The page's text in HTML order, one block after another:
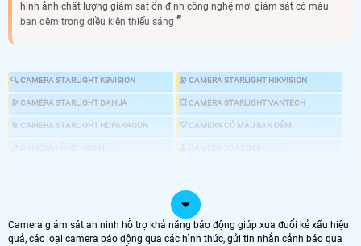
hình ảnh chất lượng giám sát ổn định công nghệ mới giám sát có màu
ban đêm trong điều kiện thiếu sáng
🔍 CAMERA STARLIGHT KBVISION 🔭 CAMERA STARLIGHT HIKVISION
🔭 CAMERA STARLIGHT DAHUA 💥 CAMERA STARLIGHT VANTECH
📎 CAMERA STARLIGHT HDPARAGON 💡 CAMERA CÓ MÀU BAN ĐÊM
🌜 TÌM HIỂU VỀ CMAERA STARLIGHT
Camera giám sát an ninh hỗ trợ khả năng báo động giúp xua đuổi kẻ xấu hiệu
quả, các loại camera báo động qua các hình thức, gửi tin nhắn cảnh báo qua